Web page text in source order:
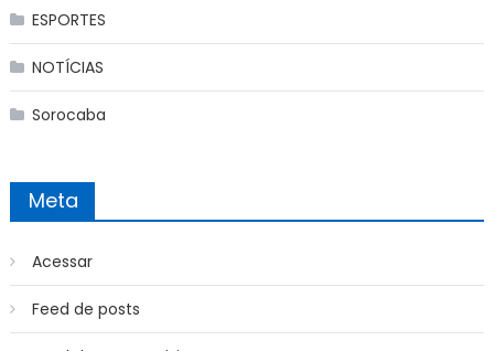
ESPORTES
NOTÍCIAS
Sorocaba
Meta
Acessar
Feed de posts